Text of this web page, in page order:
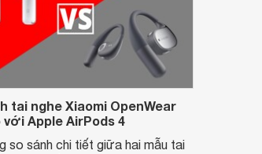
Loa Sub Wharfedale SW10
Giá từ 5.340.000 đ
tai nghe Xiaomi OpenWear
Apple AirPods 4
so sánh chi tiết giữa hai mẫu tai